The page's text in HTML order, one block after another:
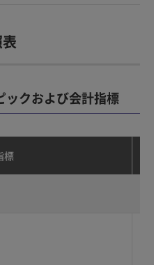
ックおよび会計指標
標